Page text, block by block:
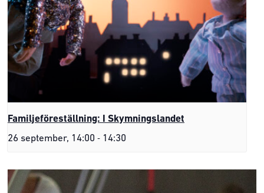
Familjeföreställning: I Skymningslandet
26 september, 14:00 - 14:30